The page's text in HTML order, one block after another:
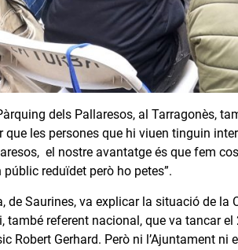
dels Pallaresos, al Tarragonès,
que les persones que hi viuen tinguin
el nostre avantatge és que fem
públic reduïdet però ho petes”.
de Saurines, va explicar la situació de la
també referent nacional, que va tancar
Robert Gerhard. Però ni l’Ajuntament